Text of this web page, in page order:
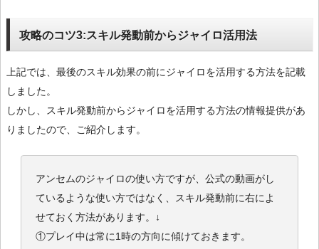
攻略のコツ3:スキル発動前からジャイロ活用法
上記では、最後のスキル効果の前にジャイロを活用する方法を記載
しました。
しかし、スキル発動前からジャイロを活用する方法の情報提供があ
りましたので、ご紹介します。
アンセムのジャイロの使い方ですが、公式の動画がし
ているような使い方ではなく、スキル発動前に右によ
せておく方法があります。↓
①プレイ中は常に1時の方向に傾けておきます。